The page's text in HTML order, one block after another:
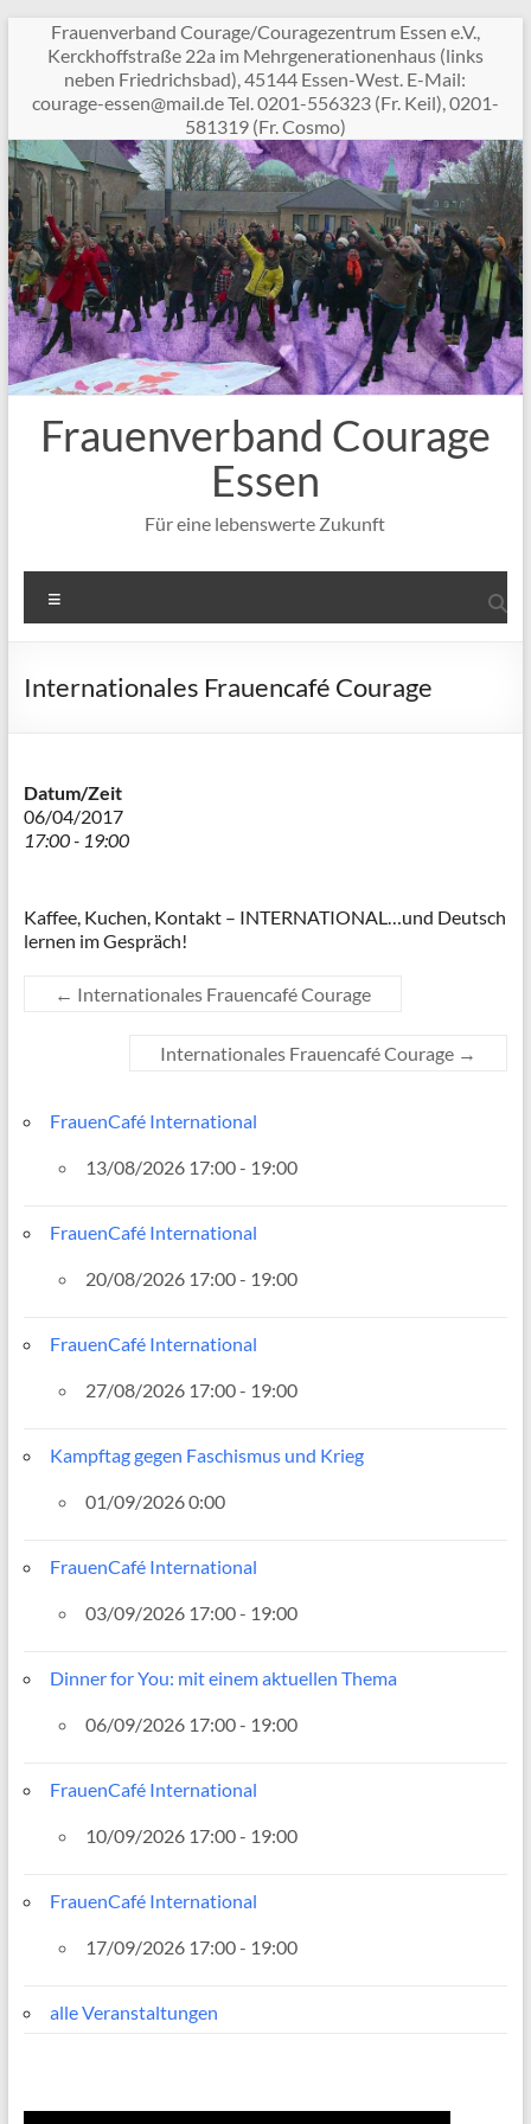
Inhalt
springen
Frauenverband Courage/Couragezentrum Essen e.V.,
Kerckhoffstraße 22a im Mehrgenerationenhaus (links
neben Friedrichsbad), 45144 Essen-West. E-Mail:
ed.li
am@ne
sse-e
garuo
c
Tel. 0201-556323 (Fr. Keil), 0201-
581319 (Fr. Cosmo)
Frauenverband Courage
Essen
Für eine lebenswerte Zukunft
Internationales Frauencafé Courage
Datum/Zeit
06/04/2017
17:00 - 19:00
Kaffee, Kuchen, Kontakt – INTERNATIONAL…und Deutsch
lernen im Gespräch!
← Internationales Frauencafé Courage
Internationales Frauencafé Courage →
FrauenCafé International
13/08/2026 17:00 - 19:00
FrauenCafé International
20/08/2026 17:00 - 19:00
FrauenCafé International
27/08/2026 17:00 - 19:00
Kampftag gegen Faschismus und Krieg
01/09/2026 0:00
FrauenCafé International
03/09/2026 17:00 - 19:00
Dinner for You: mit einem aktuellen Thema
06/09/2026 17:00 - 19:00
FrauenCafé International
10/09/2026 17:00 - 19:00
FrauenCafé International
17/09/2026 17:00 - 19:00
alle Veranstaltungen